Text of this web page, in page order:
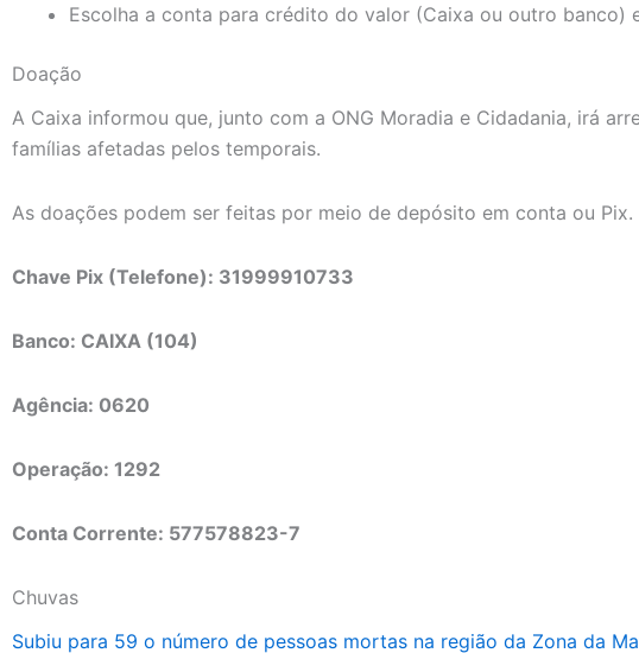
Escolha a conta para crédito do valor (Caixa ou outro banco)
Doação
A Caixa informou que, junto com a ONG Moradia e Cidadania, irá
famílias afetadas pelos temporais.
As doações podem ser feitas por meio de depósito em conta ou Pix.
Chave Pix (Telefone): 31999910733
Banco: CAIXA (104)
Agência: 0620
Operação: 1292
Conta Corrente: 577578823-7
Chuvas
Subiu para 59 o número de pessoas mortas na região da Zona da